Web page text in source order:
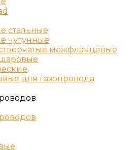
стальные
чугунные
межфланцевые
для газопровода